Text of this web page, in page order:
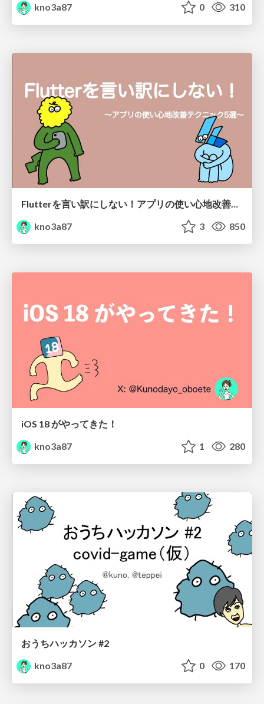
kno3a87
0 310
Flutterを言い訳にしない！アプリの使い心地改善テクニック5選🔥
kno3a87
3 850
iOS 18 がやってきた！
kno3a87
1 280
おうちハッカソン #2
kno3a87
0 170